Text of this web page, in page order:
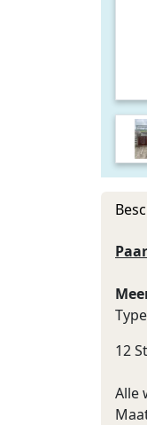
12
Alle